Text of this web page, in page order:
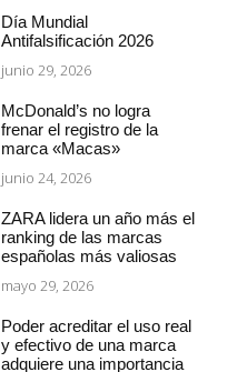
Día Mundial
Antifalsificación 2026
junio 29, 2026
McDonald’s no logra
frenar el registro de la
marca «Macas»
junio 24, 2026
ZARA lidera un año más el
ranking de las marcas
españolas más valiosas
mayo 29, 2026
Poder acreditar el uso real
y efectivo de una marca
adquiere una importancia